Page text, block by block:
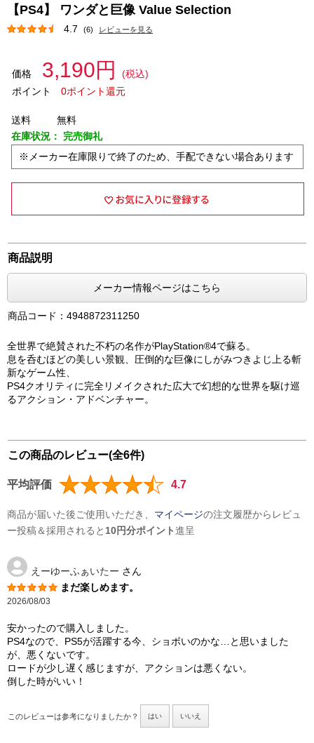
【PS4】 ワンダと巨像 Value Selection
4.7 (6) レビューを見る
価格 3,190円
(税込)
ポイント
0ポイント還元
送料
無料
在庫状況： 完売御礼
※メーカー在庫限りで終了のため、手配できない場合あります
商品説明
メーカー情報ページはこちら
商品コード：4948872311250
全世界で絶賛された不朽の名作がPlayStation®4で蘇る。
息を呑むほどの美しい景観、圧倒的な巨像にしがみつきよじ上る斬
新なゲーム性、
PS4クオリティに完全リメイクされた広大で幻想的な世界を駆け巡
るアクション・アドベンチャー。
この商品のレビュー(全6件)
平均評価 4.7
商品が届いた後ご使用いただき、 マイページの注文履歴からレビュ
ー投稿＆採用されると 10円分ポイント進呈
えーゆーふぁいたー さん
まだ楽しめます。
2026/08/03
安かったので購入しました。
PS4なので、PS5が活躍する今、ショボいのかな…と思いました
が、悪くないです。
ロードが少し遅く感じますが、アクションは悪くない。
倒した時がいい！
このレビューは参考になりましたか？ はい いいえ